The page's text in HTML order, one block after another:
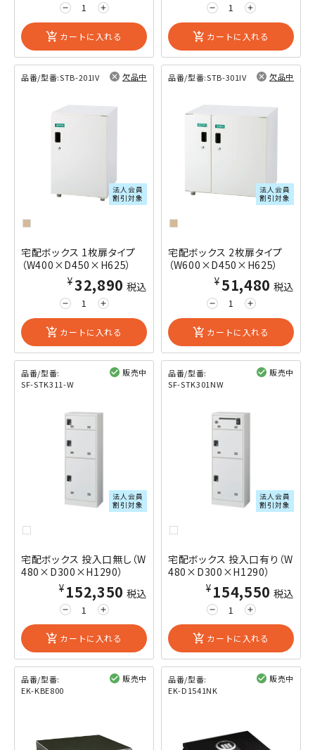
remove add
add_shopping_cart カートに入れる
remove add
add_shopping_cart カートに入れる
品番/型番:STB-201IV 欠品中
法人会員
割引対象
宅配ボックス 1枚扉タイプ
（W400×D450×H625）
remove add
¥32,890 税込
add_shopping_cart カートに入れる
品番/型番:STB-301IV 欠品中
法人会員
割引対象
宅配ボックス 2枚扉タイプ
（W600×D450×H625）
remove add
¥51,480 税込
add_shopping_cart カートに入れる
品番/型番:
SF-STK311-W
販売中
法人会員
割引対象
宅配ボックス 投入口無し（W
480×D300×H1290）
remove add
¥152,350 税込
add_shopping_cart カートに入れる
品番/型番:
SF-STK301NW
販売中
法人会員
割引対象
宅配ボックス 投入口有り（W
480×D300×H1290）
remove add
¥154,550 税込
add_shopping_cart カートに入れる
品番/型番:
EK-KBE800
販売中
品番/型番:
EK-D1541NK
販売中